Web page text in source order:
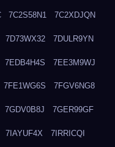
7C2S58N1 7C2XDJQN
7D73WX32 7DULR9YN
7EDB4H4S 7EE3M9WJ
7FE1WG6S 7FGV6NG8
7GDV0B8J 7GER99GF
7IAYUF4X 7IRRICQI